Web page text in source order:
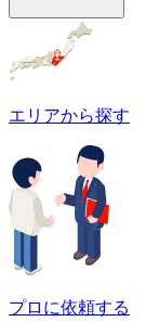
エリアから探す
プロに依頼する